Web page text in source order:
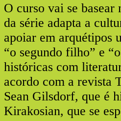
O curso vai se
da série adapta a
apoiar em arquétipos
“o segundo filho” e
históricas com
acordo com a revista
Sean Gilsdorf, que é
Kirakosian, que se